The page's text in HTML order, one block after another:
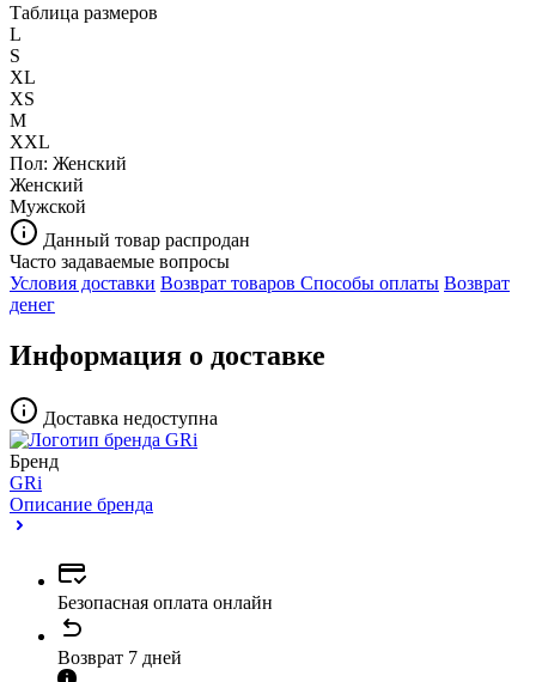
Таблица размеров
L
S
XL
XS
M
XXL
Пол: Женский
Женский
Мужской
Данный товар распродан
Часто задаваемые вопросы
Условия доставки Возврат товаров Способы оплаты Возврат
денег
Информация о доставке
Доставка недоступна
Бренд
GRi
Описание бренда
Безопасная оплата онлайн
Возврат 7 дней